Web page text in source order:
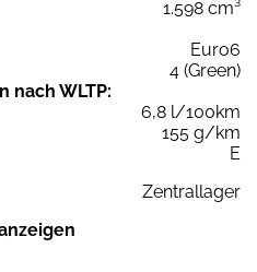
1.598 cm³
Euro6
4 (Green)
nach WLTP:
6,8 l/100km
155 g/km
E
Zentrallager